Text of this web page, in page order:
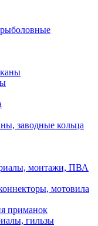
заводные кольца
монтажи, ПВА
мотовила
приманок
гильзы